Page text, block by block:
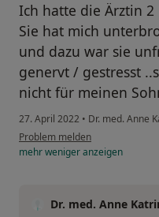
Ich hatte die Ärztin
Sie hat mich
und dazu war sie
genervt / gestresst
nicht für meinen
27. April 2022 • Dr. med. Anne
Problem melden
mehrwenigeranzeigen
Dr. med. Anne